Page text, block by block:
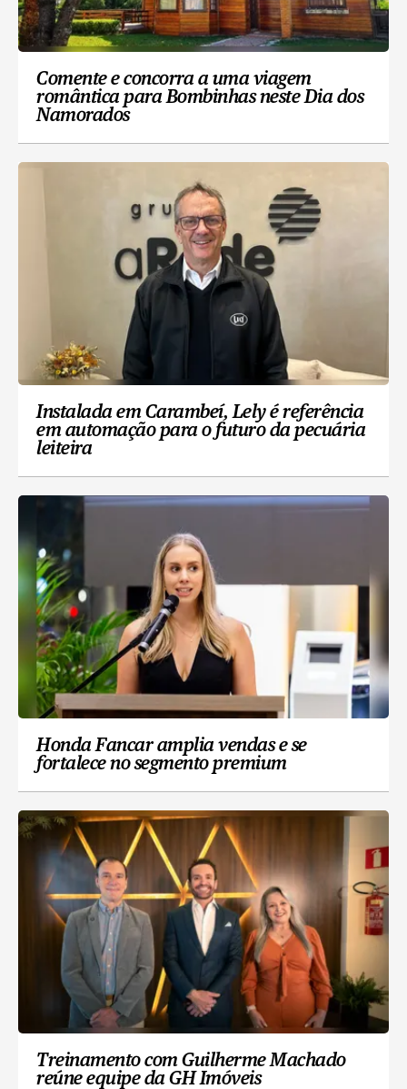
Comente e concorra a uma viagem
romântica para Bombinhas neste Dia dos
Namorados
Instalada em Carambeí, Lely é referência
em automação para o futuro da pecuária
leiteira
Honda Fancar amplia vendas e se
fortalece no segmento premium
Treinamento com Guilherme Machado
reúne equipe da GH Imóveis